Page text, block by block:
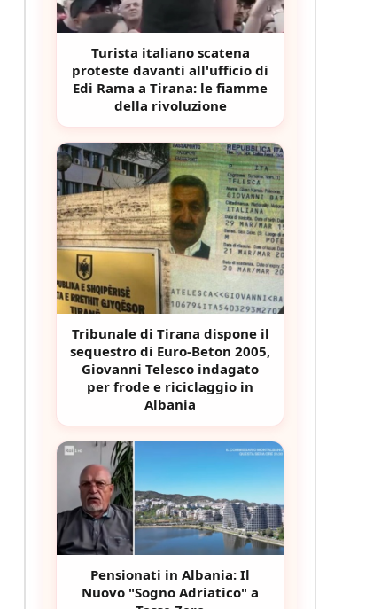
Turista italiano scatena
proteste davanti all'ufficio di
Edi Rama a Tirana: le fiamme
della rivoluzione
Tribunale di Tirana dispone il
sequestro di Euro-Beton 2005,
Giovanni Telesco indagato
per frode e riciclaggio in
Albania
Pensionati in Albania: Il
Nuovo "Sogno Adriatico" a